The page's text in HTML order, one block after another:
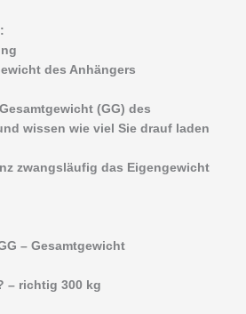
des Anhängers
(GG) des
wissen wie viel Sie drauf laden
zwangsläufig das Eigengewicht
– Gesamtgewicht
– richtig 300 kg